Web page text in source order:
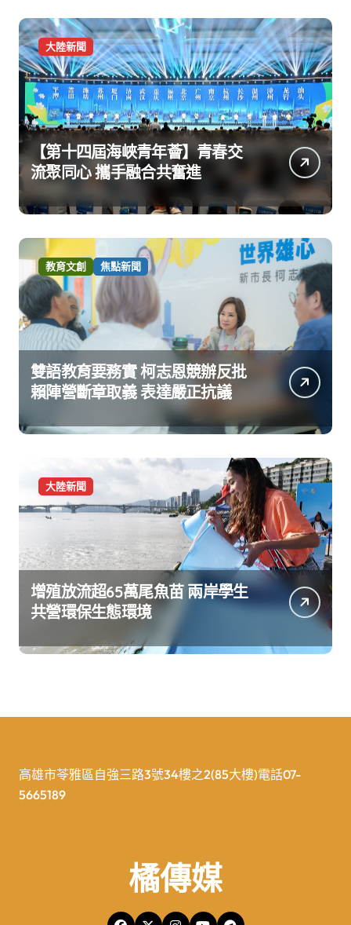
大陸新聞
【第十四屆海峽青年薈】青春交
流聚同心 攜手融合共奮進
教育文創 焦點新聞
雙語教育要務實 柯志恩競辦反批
賴陣營斷章取義 表達嚴正抗議
大陸新聞
增殖放流超65萬尾魚苗 兩岸學生
共營環保生態環境
高雄市苓雅區自強三路3號34樓之2(85大樓)電話07-
5665189
橘傳媒